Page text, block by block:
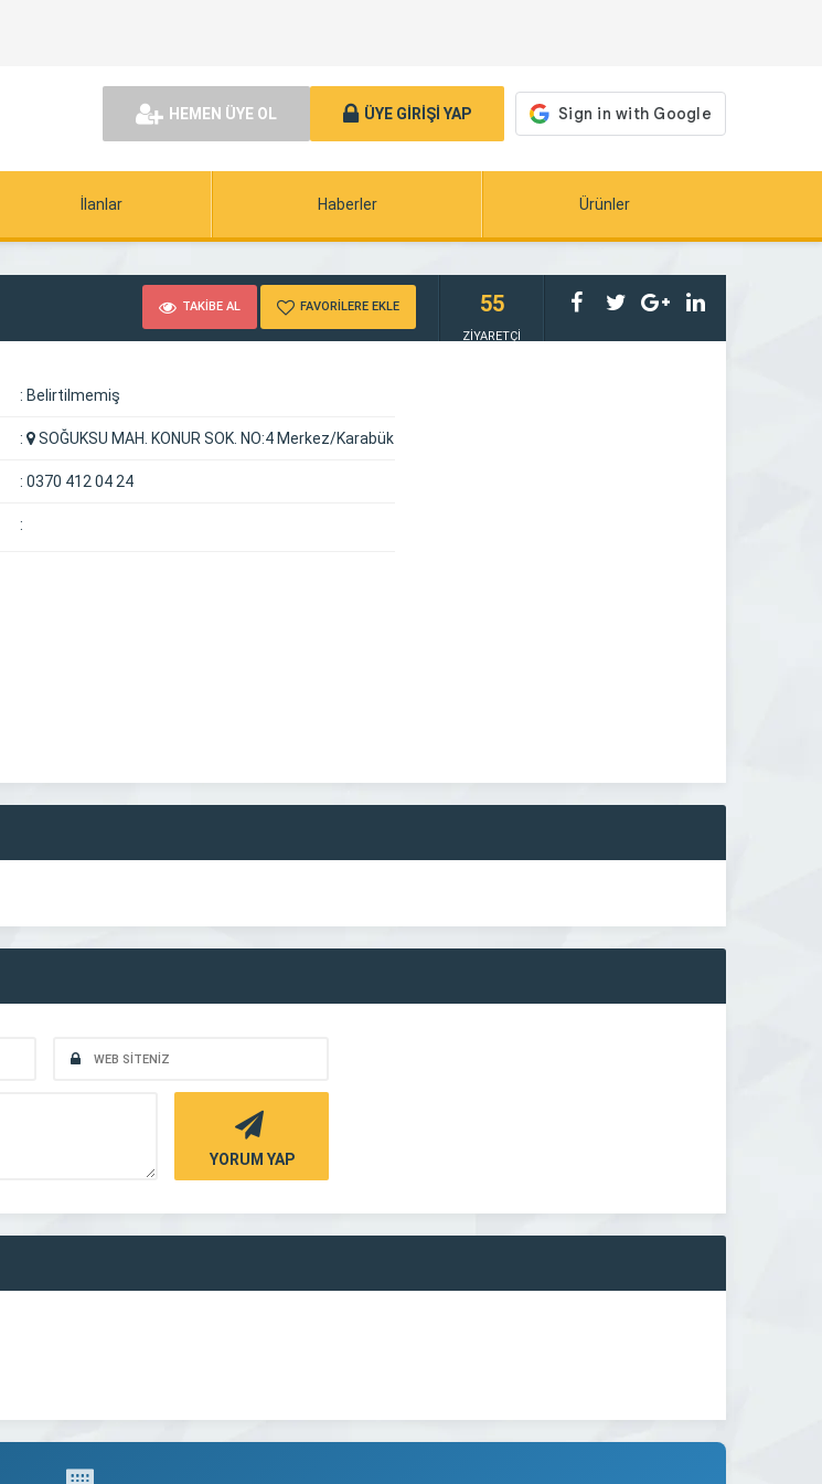
HEMEN ÜYE OL ÜYE GİRİŞİ YAP
İlanlar Haberler Ürünler
TAKİBE AL FAVORİLERE EKLE 55
ZİYARETÇİ
: Belirtilmemiş
: SOĞUKSU MAH. KONUR SOK. NO:4 Merkez/Karabük
: 0370 412 04 24
:
YORUM YAP